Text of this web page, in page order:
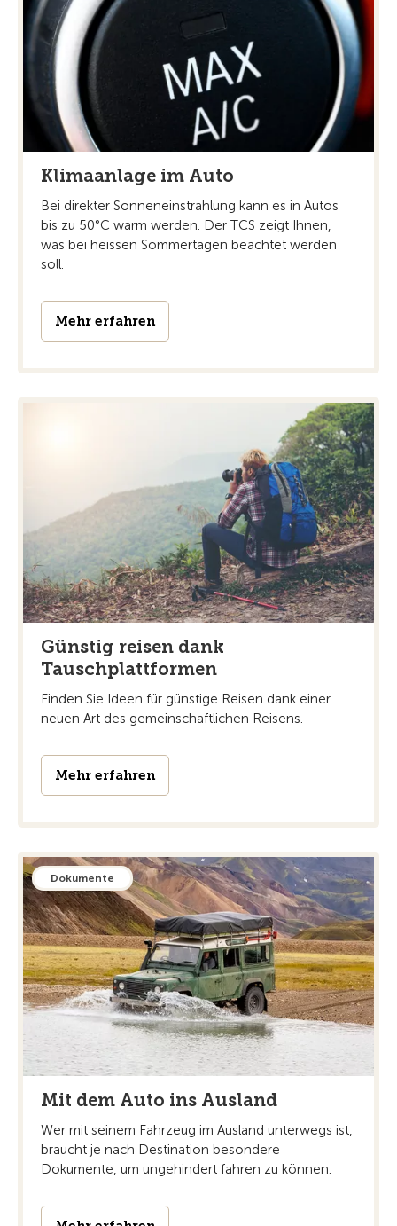
Klimaanlage im Auto
Bei direkter Sonneneinstrahlung kann es in Autos
bis zu 50°C warm werden. Der TCS zeigt Ihnen,
was bei heissen Sommertagen beachtet werden
soll.
Mehr erfahren
Günstig reisen dank
Tauschplattformen
Finden Sie Ideen für günstige Reisen dank einer
neuen Art des gemeinschaftlichen Reisens.
Mehr erfahren
Dokumente
Mit dem Auto ins Ausland
Wer mit seinem Fahrzeug im Ausland unterwegs ist,
braucht je nach Destination besondere
Dokumente, um ungehindert fahren zu können.